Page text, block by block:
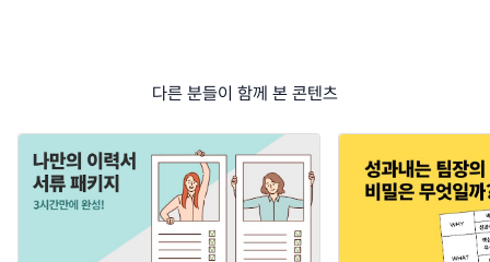
다른 분들이 함께 본 콘텐츠